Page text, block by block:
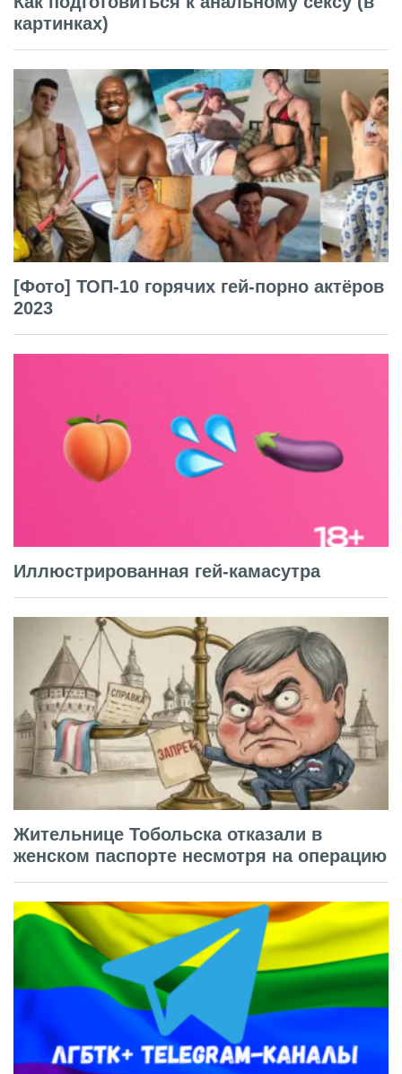
картинках)
[Фото] ТОП-10 горячих гей-порно актёров
2023
Иллюстрированная гей-камасутра
Жительнице Тобольска отказали в
женском паспорте несмотря на операцию